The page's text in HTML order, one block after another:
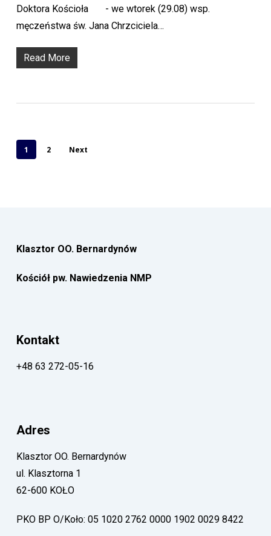
Doktora Kościoła - we wtorek (29.08) wsp.
męczeństwa św. Jana Chrzciciela…
Read More
1 2 Next
Klasztor OO. Bernardynów
Kościół pw. Nawiedzenia NMP
Kontakt
+48 63 272-05-16
Adres
Klasztor OO. Bernardynów
ul. Klasztorna 1
62-600 KOŁO
PKO BP O/Koło: 05 1020 2762 0000 1902 0029 8422